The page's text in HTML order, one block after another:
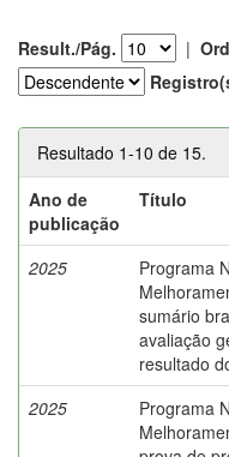
Result./Pág. |
Resultado 1-10 de 15.
Ano de
publicação
Título
2025
Programa
sumário
avaliação
resultado
2025
Programa